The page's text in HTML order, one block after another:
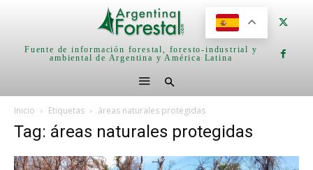
Fuente de información forestal, foresto-industrial y
ambiental de Argentina y América Latina
Inicio Etiquetas áreas naturales protegidas
Tag: áreas naturales protegidas